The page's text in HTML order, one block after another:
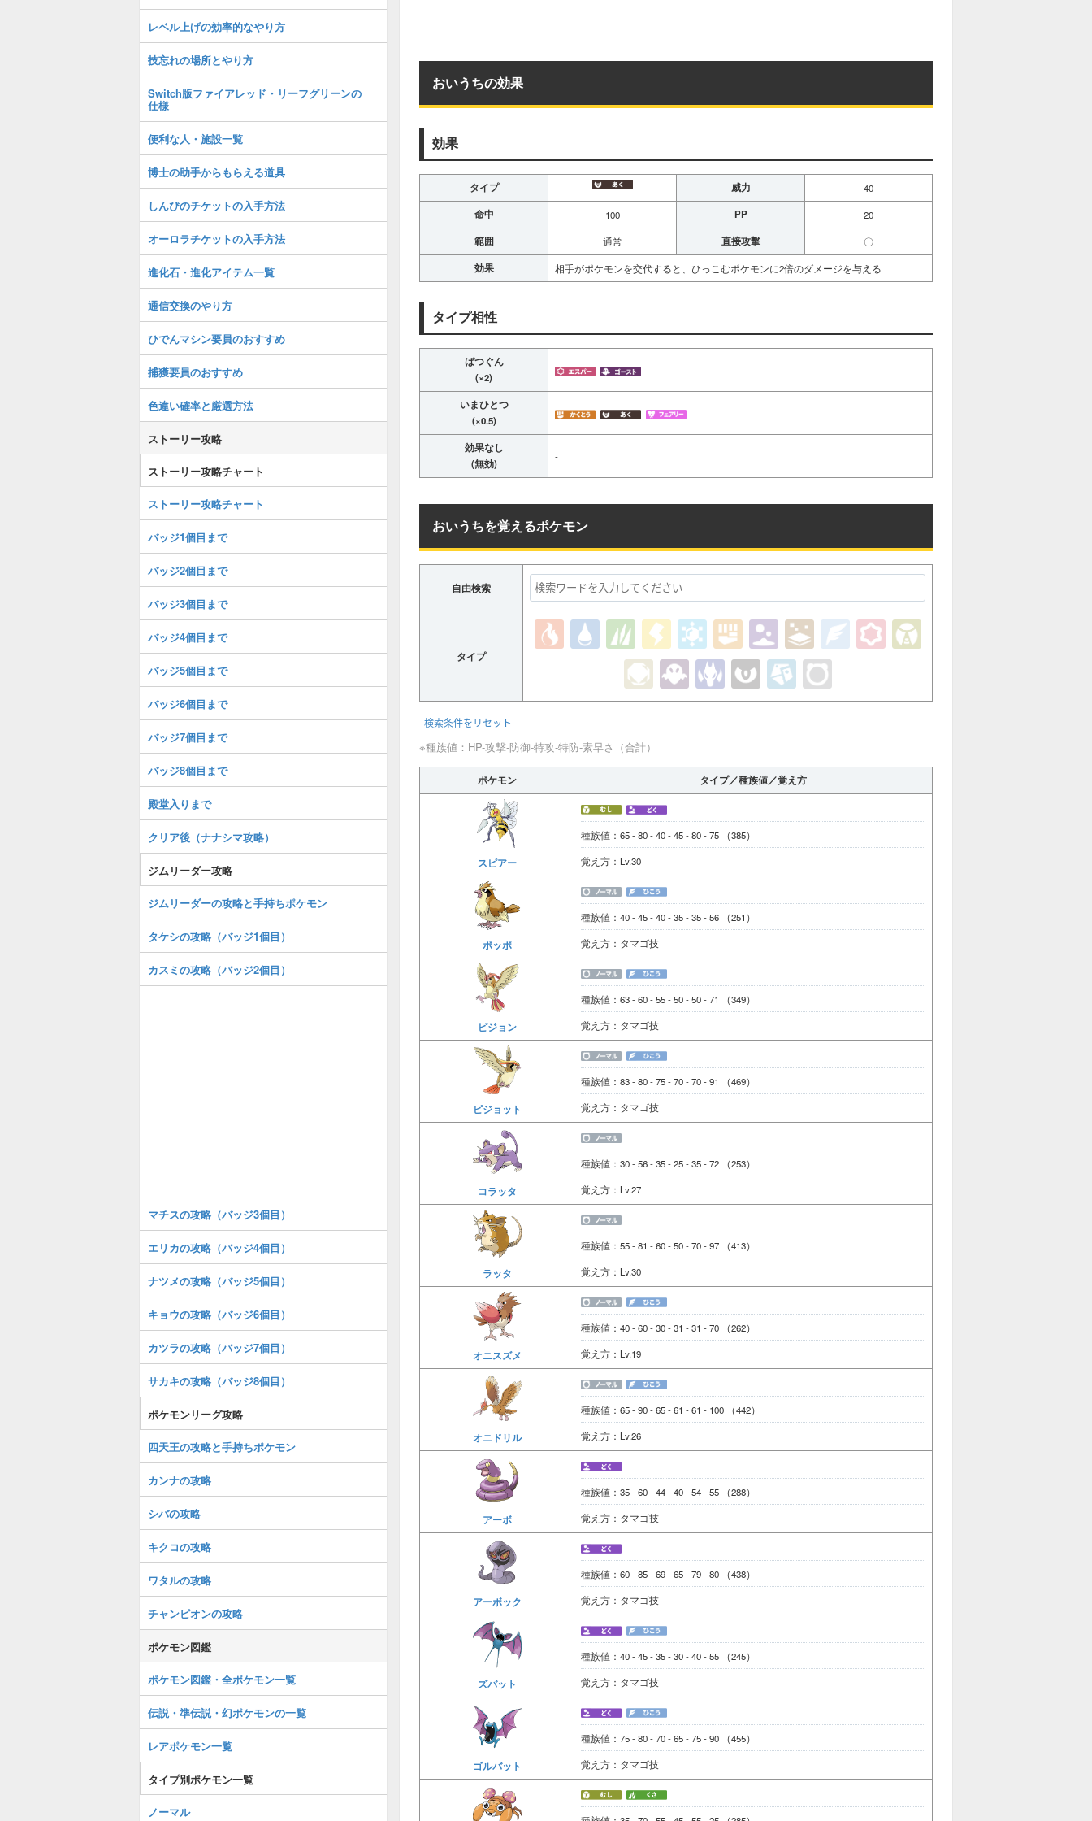
おいうちの効果
効果
タイプ 威力 40
命中 100 PP 20
範囲 通常 直接攻撃 〇
効果 相手がポケモンを交代すると、ひっこむポケモンに2倍のダメージを与える
タイプ相性
ばつぐん
(×2)
いまひとつ
(×0.5)
効果なし
(無効)
-
おいうちを覚えるポケモン
自由検索
タイプ
検索条件をリセット
※種族値：HP-攻撃-防御-特攻-特防-素早さ（合計）
ポケモン タイプ／種族値／覚え方
スピアー
種族値：65 - 80 - 40 - 45 - 80 - 75 （385）
覚え方：Lv.30
ポッポ
種族値：40 - 45 - 40 - 35 - 35 - 56 （251）
覚え方：タマゴ技
ピジョン
種族値：63 - 60 - 55 - 50 - 50 - 71 （349）
覚え方：タマゴ技
ピジョット
種族値：83 - 80 - 75 - 70 - 70 - 91 （469）
覚え方：タマゴ技
コラッタ
種族値：30 - 56 - 35 - 25 - 35 - 72 （253）
覚え方：Lv.27
ラッタ
種族値：55 - 81 - 60 - 50 - 70 - 97 （413）
覚え方：Lv.30
オニスズメ
種族値：40 - 60 - 30 - 31 - 31 - 70 （262）
覚え方：Lv.19
オニドリル
種族値：65 - 90 - 65 - 61 - 61 - 100 （442）
覚え方：Lv.26
アーボ
種族値：35 - 60 - 44 - 40 - 54 - 55 （288）
覚え方：タマゴ技
アーボック
種族値：60 - 85 - 69 - 65 - 79 - 80 （438）
覚え方：タマゴ技
ズバット
種族値：40 - 45 - 35 - 30 - 40 - 55 （245）
覚え方：タマゴ技
ゴルバット
種族値：75 - 80 - 70 - 65 - 75 - 90 （455）
覚え方：タマゴ技
レベル上げの効率的なやり方
技忘れの場所とやり方
Switch版ファイアレッド・リーフグリーンの
仕様
便利な人・施設一覧
博士の助手からもらえる道具
しんぴのチケットの入手方法
オーロラチケットの入手方法
進化石・進化アイテム一覧
通信交換のやり方
ひでんマシン要員のおすすめ
捕獲要員のおすすめ
色違い確率と厳選方法
ストーリー攻略
ストーリー攻略チャート
ストーリー攻略チャート
バッジ1個目まで
バッジ2個目まで
バッジ3個目まで
バッジ4個目まで
バッジ5個目まで
バッジ6個目まで
バッジ7個目まで
バッジ8個目まで
殿堂入りまで
クリア後（ナナシマ攻略）
ジムリーダー攻略
ジムリーダーの攻略と手持ちポケモン
タケシの攻略（バッジ1個目）
カスミの攻略（バッジ2個目）
マチスの攻略（バッジ3個目）
エリカの攻略（バッジ4個目）
ナツメの攻略（バッジ5個目）
キョウの攻略（バッジ6個目）
カツラの攻略（バッジ7個目）
サカキの攻略（バッジ8個目）
ポケモンリーグ攻略
四天王の攻略と手持ちポケモン
カンナの攻略
シバの攻略
キクコの攻略
ワタルの攻略
チャンピオンの攻略
ポケモン図鑑
ポケモン図鑑・全ポケモン一覧
伝説・準伝説・幻ポケモンの一覧
レアポケモン一覧
タイプ別ポケモン一覧
ノーマル